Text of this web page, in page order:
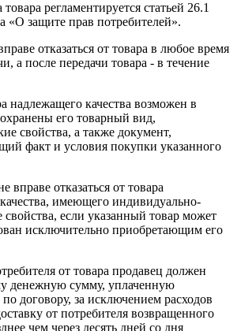
регламентируется статьей 26.1
«О защите прав потребителей».
отказаться от товара в любое время
а после передачи товара - в течение
надлежащего качества возможен в
его товарный вид,
свойства, а также документ,
факт и условия покупки указанного
вправе отказаться от товара
имеющего индивидуально-
свойства, если указанный товар может
исключительно приобретающим его
от товара продавец должен
денежную сумму, уплаченную
договору, за исключением расходов
от потребителя возвращенного
чем через десять дней со дня